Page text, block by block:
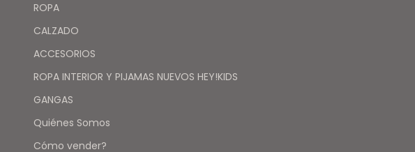
ROPA
CALZADO
ACCESORIOS
ROPA INTERIOR Y PIJAMAS NUEVOS HEY!KIDS
GANGAS
Quiénes Somos
Cómo vender?